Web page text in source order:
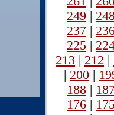
249 |
237 |
225 |
213 | 212 |
| 200 |
188 |
176 |